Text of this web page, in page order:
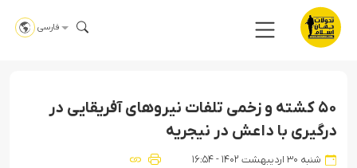
فارسی
۵۰ کشته و زخمی تلفات نیروهای آفریقایی در
درگیری با داعش در نیجریه
شنبه ۳۰ اردیبهشت ۱۴۰۲ - ۱۶:۵۴